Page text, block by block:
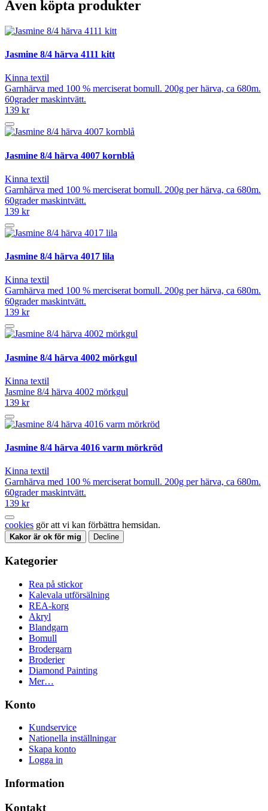
Även köpta produkter
Jasmine 8/4 härva 4111 kitt
Kinna textil
Garnhärva med 100 % merciserat bomull. 200g per härva, ca 680m.
60grader maskintvätt.
139 kr
Jasmine 8/4 härva 4007 kornblå
Kinna textil
Garnhärva med 100 % merciserat bomull. 200g per härva, ca 680m.
60grader maskintvätt.
139 kr
Jasmine 8/4 härva 4017 lila
Kinna textil
Garnhärva med 100 % merciserat bomull. 200g per härva, ca 680m.
60grader maskintvätt.
139 kr
Jasmine 8/4 härva 4002 mörkgul
Kinna textil
Jasmine 8/4 härva 4002 mörkgul
139 kr
Jasmine 8/4 härva 4016 varm mörkröd
Kinna textil
Garnhärva med 100 % merciserat bomull. 200g per härva, ca 680m.
60grader maskintvätt.
139 kr
cookies gör att vi kan förbättra hemsidan.
Kakor är ok för mig Decline
Kategorier
Rea på stickor
Kalevala utförsälning
REA-korg
Akryl
Blandgarn
Bomull
Brodergarn
Broderier
Diamond Painting
Mer…
Konto
Kundservice
Nationella inställningar
Skapa konto
Logga in
Information
Kontakt